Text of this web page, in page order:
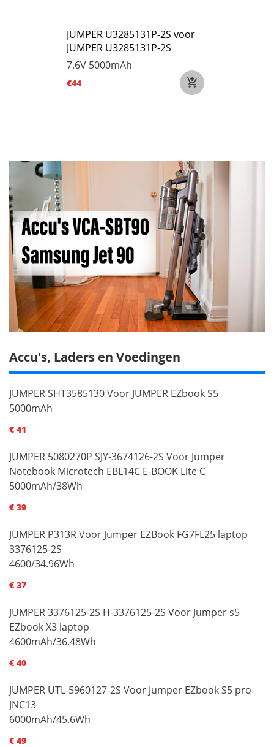
JUMPER U3285131P-2S voor
JUMPER U3285131P-2S
7.6V 5000mAh
€44
Accu's, Laders en Voedingen
JUMPER SHT3585130 Voor JUMPER EZbook S5
5000mAh
€ 41
JUMPER 5080270P SJY-3674126-2S Voor Jumper
Notebook Microtech EBL14C E-BOOK Lite C
5000mAh/38Wh
€ 39
JUMPER P313R Voor Jumper EZBook FG7FL25 laptop
3376125-2S
4600/34.96Wh
€ 37
JUMPER 3376125-2S H-3376125-2S Voor Jumper s5
EZbook X3 laptop
4600mAh/36.48Wh
€ 40
JUMPER UTL-5960127-2S Voor Jumper EZbook S5 pro
JNC13
6000mAh/45.6Wh
€ 49